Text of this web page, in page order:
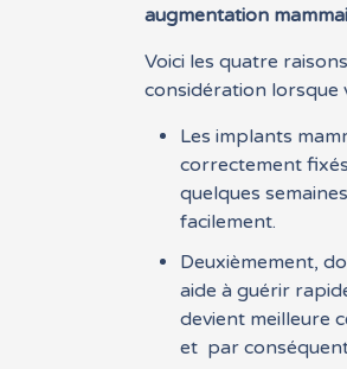
augmentation
Voici les quatre
considération lorsque
Les implants
correctement
quelques
facilement.
Deuxièmement,
aide à guérir
devient meilleure
et par